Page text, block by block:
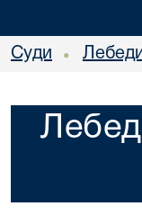
Суди •